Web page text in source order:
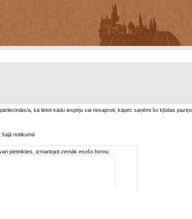
a, kā lietot kādu iespēju vai nesaproti, kāpēc saņēmi šo kļūdas
šajā notikumā
pieteikties, izmantojot zemāk esošo formu: